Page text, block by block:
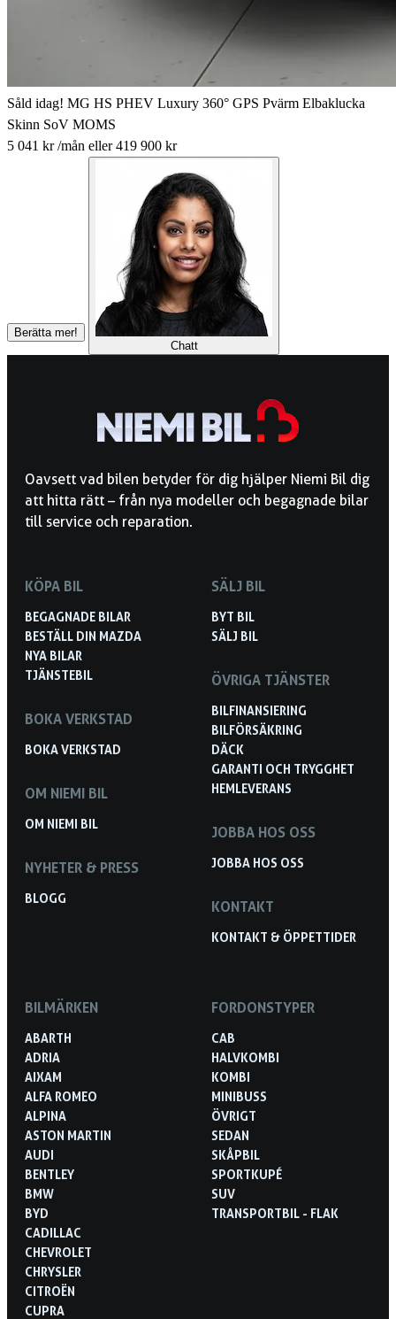
Såld idag! MG HS PHEV Luxury 360° GPS Pvärm Elbaklucka
Skinn SoV MOMS
5 041 kr/mån eller419 900 kr
Berätta mer!
Chatt
Oavsett vad bilen betyder för dig hjälper Niemi Bil dig
att hitta rätt – från nya modeller och begagnade bilar
till service och reparation.
KÖPA BIL
BEGAGNADE BILAR
BESTÄLL DIN MAZDA
NYA BILAR
TJÄNSTEBIL
BOKA VERKSTAD
BOKA VERKSTAD
OM NIEMI BIL
OM NIEMI BIL
NYHETER & PRESS
BLOGG
SÄLJ BIL
BYT BIL
SÄLJ BIL
ÖVRIGA TJÄNSTER
BILFINANSIERING
BILFÖRSÄKRING
DÄCK
GARANTI OCH TRYGGHET
HEMLEVERANS
JOBBA HOS OSS
JOBBA HOS OSS
KONTAKT
KONTAKT & ÖPPETTIDER
BILMÄRKEN
ABARTH
ADRIA
AIXAM
ALFA ROMEO
ALPINA
ASTON MARTIN
AUDI
BENTLEY
BMW
BYD
CADILLAC
CHEVROLET
CHRYSLER
CITROËN
CUPRA
FORDONSTYPER
CAB
HALVKOMBI
KOMBI
MINIBUSS
ÖVRIGT
SEDAN
SKÅPBIL
SPORTKUPÉ
SUV
TRANSPORTBIL - FLAK